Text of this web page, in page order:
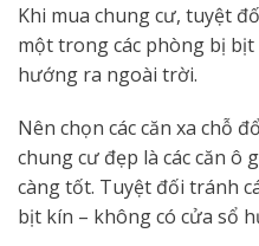
Khi mua chung cư, tuyệt
một trong các phòng bị
hướng ra ngoài trời.
Nên chọn các căn xa chỗ
chung cư đẹp là các căn ô
càng tốt. Tuyệt đối tránh
bịt kín – không có cửa sổ